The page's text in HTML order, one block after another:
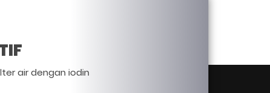
air dengan iodin